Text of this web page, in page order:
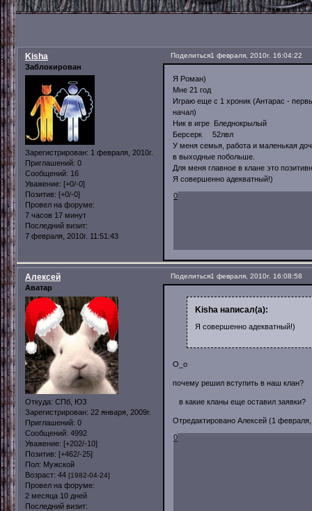
Поделиться1 февраля, 2010г. 16:04:22
Kisha
Заблокирован
Зарегистрирован: 1 февраля, 2010г.
Приглашений: 0
Сообщений: 16
Уважение: [+0/-0]
Позитив: [+0/-0]
Провел на форуме:
7 часов 17 минут
Последний визит:
7 февраля, 2010г. 11:51:43
Я Роман)
Мне 21 год
Играю еще с 1 хроник (Антарас -
начал)
Ник в игре Бледнокрылый
Берсерк 52лвл
У меня семья, работа и маленькая
в выходные побольше.
Для меня главное в клане это
Я совершенно адекватный!)
0
Поделиться1 февраля, 2010г. 16:08:58
Алексей
Аватар
Откуда: СПб, ЮЗ
Зарегистрирован: 22 января, 2009г.
Приглашений: 0
Сообщений: 4992
Уважение: [+202/-10]
Позитив: [+462/-25]
Пол: Мужской
Возраст: 44 [1982-04-24]
Провел на форуме:
2 месяца 10 дней
Последний визит:
Kisha написал(а):
Я совершенно адекватный!)
O_o
почему решил вступить в наш клан?
в какие кланы еще оставил заявки?
Отредактировано Алексей (1 февраля,
0